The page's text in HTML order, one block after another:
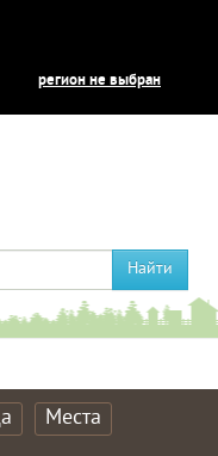
регион не выбран
Найти
Места